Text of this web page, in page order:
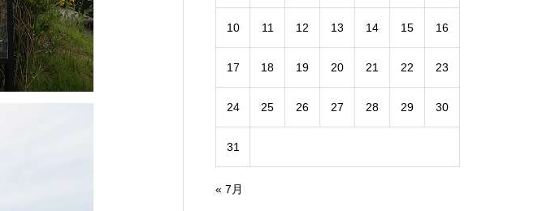
10 11 12 13 14 15 16
17 18 19 20 21 22 23
24 25 26 27 28 29 30
31
« 7月